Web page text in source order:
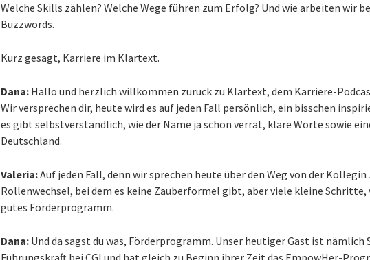
Welche Skills zählen? Welche Wege führen zum Erfolg? Und wie arbeiten wir
Buzzwords.
Kurz gesagt, Karriere im Klartext.
Dana: Hallo und herzlich willkommen zurück zu Klartext, dem Karriere-
Wir versprechen dir, heute wird es auf jeden Fall persönlich, ein bisschen
es gibt selbstverständlich, wie der Name ja schon verrät, klare Worte sowie
Deutschland.
Valeria:Auf jeden Fall, denn wir sprechen heute über den Weg von der
Rollenwechsel, bei dem es keine Zauberformel gibt, aber viele kleine Schritte,
gutes Förderprogramm.
Dana: Und da sagst du was, Förderprogramm. Unser heutiger Gast ist nämlich
Führungskraft bei CGI und hat gleich zu Beginn ihrer Zeit das EmpowHer-